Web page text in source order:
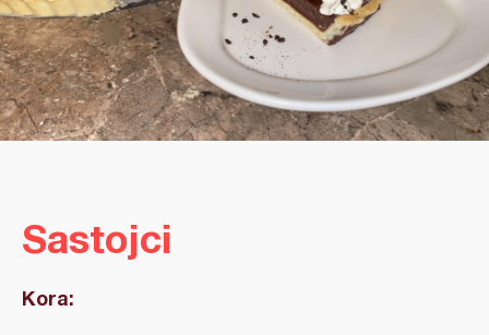
Sastojci
Kora: